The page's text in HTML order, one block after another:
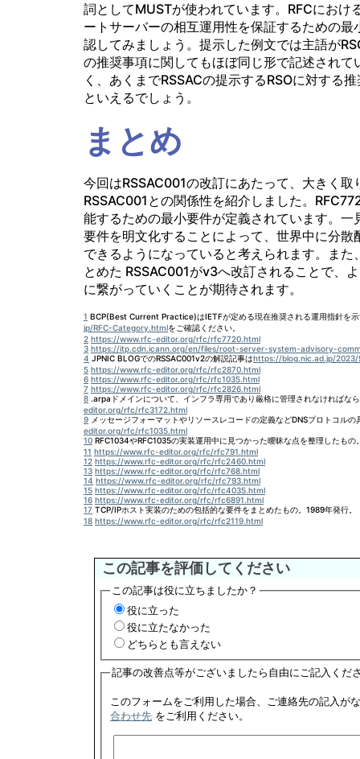
詞としてMUSTが使われています。RFCにお
ートサーバーの相互運用性を保証するための
認してみましょう。提示した例文では主語が
の推奨事項に関してもほぼ同じ形で記述され
く、あくまでRSSACの提示するRSOに対する
といえるでしょう。
まとめ
今回はRSSAC001の改訂にあたって、大きく
RSSAC001との関係性を紹介しました。
能するための最小要件が定義されています。
要件を明文化することによって、世界中に分
できるようになっていると考えられます。ま
とめた RSSAC001がv3へ改訂されることで、
に繋がっていくことが期待されます。
1 BCP(Best Current Practice)はIETFが定める現在推奨される運用指針を
jp/RFC-Category.htmlをご確認ください。
2 https://www.rfc-editor.org/rfc/rfc7720.html
3 https://itp.cdn.icann.org/en/files/root-server-system-advisory-
4 JPNIC BLOGでのRSSAC001v2の解説記事はhttps://blog.nic.ad.jp/2023/
5 https://www.rfc-editor.org/rfc/rfc2870.html
6 https://www.rfc-editor.org/rfc/rfc1035.html
7 https://www.rfc-editor.org/rfc/rfc2826.html
8 .arpaドメインについて、インフラ専用であり厳格に管理されなければな
editor.org/rfc/rfc3172.html
9 メッセージフォーマットやリソースレコードの定義などDNSプロトコル
editor.org/rfc/rfc1035.html
10 RFC1034やRFC1035の実装運用中に見つかった曖昧な点を整理したも
11 https://www.rfc-editor.org/rfc/rfc791.html
12 https://www.rfc-editor.org/rfc/rfc2460.html
13 https://www.rfc-editor.org/rfc/rfc768.html
14 https://www.rfc-editor.org/rfc/rfc793.html
15 https://www.rfc-editor.org/rfc/rfc4035.html
16 https://www.rfc-editor.org/rfc/rfc6891.html
17 TCP/IPホスト実装のための包括的な要件をまとめたもの。1989年発行
18 https://www.rfc-editor.org/rfc/rfc2119.html
この記事を評価してください
この記事は役に立ちましたか？
役に立った
役に立たなかった
どちらとも言えない
記事の改善点等がございましたら自由にご記入くだ
合わせ先 をご利用ください。